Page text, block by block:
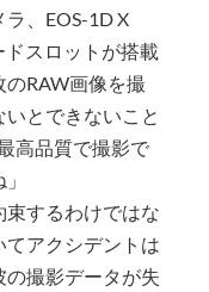
、EOS-1D X
ドスロットが搭載
RAW画像を撮
とできないこと
高品質で撮影で
するわけではな
アクシデントは
撮影データが失